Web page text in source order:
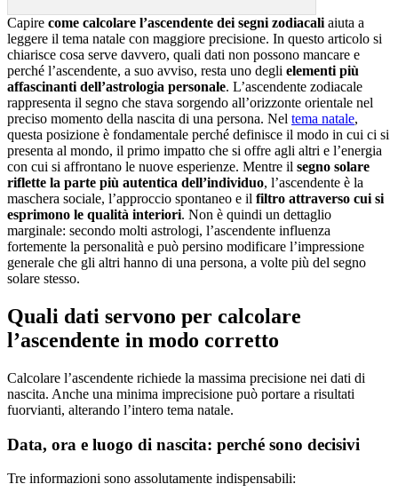
Capire come calcolare l’ascendente dei segni zodiacali aiuta a
leggere il tema natale con maggiore precisione. In questo articolo si
chiarisce cosa serve davvero, quali dati non possono mancare e
perché l’ascendente, a suo avviso, resta uno degli elementi più
affascinanti dell’astrologia personale. L’ascendente zodiacale
rappresenta il segno che stava sorgendo all’orizzonte orientale nel
preciso momento della nascita di una persona. Nel tema natale,
questa posizione è fondamentale perché definisce il modo in cui ci si
presenta al mondo, il primo impatto che si offre agli altri e l’energia
con cui si affrontano le nuove esperienze. Mentre il segno solare
riflette la parte più autentica dell’individuo, l’ascendente è la
maschera sociale, l’approccio spontaneo e il filtro attraverso cui si
esprimono le qualità interiori. Non è quindi un dettaglio
marginale: secondo molti astrologi, l’ascendente influenza
fortemente la personalità e può persino modificare l’impressione
generale che gli altri hanno di una persona, a volte più del segno
solare stesso.
Quali dati servono per calcolare
l’ascendente in modo corretto
Calcolare l’ascendente richiede la massima precisione nei dati di
nascita. Anche una minima imprecisione può portare a risultati
fuorvianti, alterando l’intero tema natale.
Data, ora e luogo di nascita: perché sono decisivi
Tre informazioni sono assolutamente indispensabili: